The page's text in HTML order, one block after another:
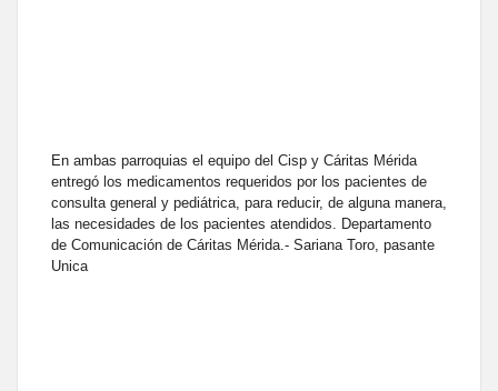
En ambas parroquias el equipo del Cisp y Cáritas Mérida
entregó los medicamentos requeridos por los pacientes de
consulta general y pediátrica, para reducir, de alguna manera,
las necesidades de los pacientes atendidos. Departamento
de Comunicación de Cáritas Mérida.- Sariana Toro, pasante
Unica